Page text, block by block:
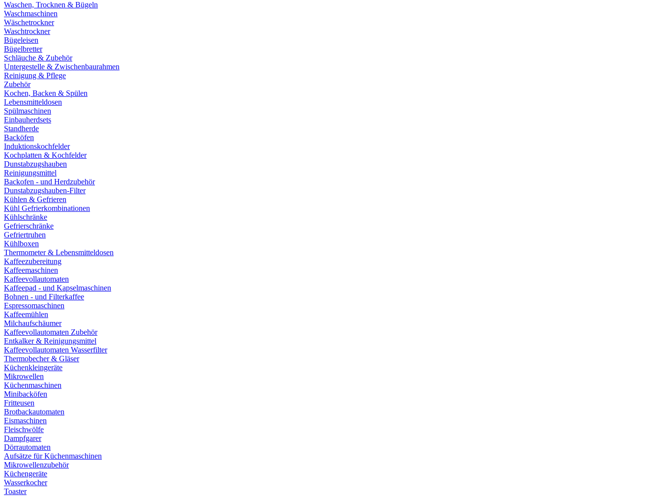
Waschen, Trocknen & Bügeln
Waschmaschinen
Wäschetrockner
Waschtrockner
Bügeleisen
Bügelbretter
Schläuche & Zubehör
Untergestelle & Zwischenbaurahmen
Reinigung & Pflege
Zubehör
Kochen, Backen & Spülen
Lebensmitteldosen
Spülmaschinen
Einbauherdsets
Standherde
Backöfen
Induktionskochfelder
Kochplatten & Kochfelder
Dunstabzugshauben
Reinigungsmittel
Backofen - und Herdzubehör
Dunstabzugshauben-Filter
Kühlen & Gefrieren
Kühl Gefrierkombinationen
Kühlschränke
Gefrierschränke
Gefriertruhen
Kühlboxen
Thermometer & Lebensmitteldosen
Kaffeezubereitung
Kaffeemaschinen
Kaffeevollautomaten
Kaffeepad - und Kapselmaschinen
Bohnen - und Filterkaffee
Espressomaschinen
Kaffeemühlen
Milchaufschäumer
Kaffeevollautomaten Zubehör
Entkalker & Reinigungsmittel
Kaffeevollautomaten Wasserfilter
Thermobecher & Gläser
Küchenkleingeräte
Mikrowellen
Küchenmaschinen
Minibacköfen
Fritteusen
Brotbackautomaten
Eismaschinen
Fleischwölfe
Dampfgarer
Dörrautomaten
Aufsätze für Küchenmaschinen
Mikrowellenzubehör
Küchengeräte
Wasserkocher
Toaster